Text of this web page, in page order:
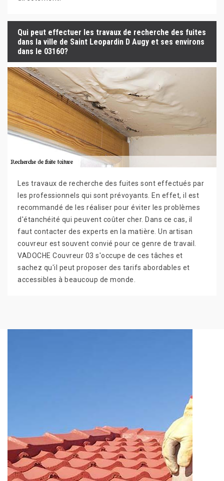
Qui peut effectuer les travaux de recherche des fuites
dans la ville de Saint Leopardin D Augy et ses environs
dans le 03160?
Les travaux de recherche des fuites sont effectués par
les professionnels qui sont prévoyants. En effet, il est
recommandé de les réaliser pour éviter les problèmes
d'étanchéité qui peuvent coûter cher. Dans ce cas, il
faut contacter des experts en la matière. Un artisan
couvreur est souvent convié pour ce genre de travail.
VADOCHE Couvreur 03 s'occupe de ces tâches et
sachez qu'il peut proposer des tarifs abordables et
accessibles à beaucoup de monde.